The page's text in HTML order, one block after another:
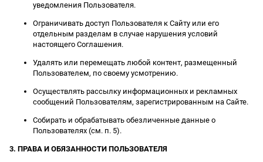
уведомления Пользователя.
Ограничивать доступ Пользователя к Сайту или его
отдельным разделам в случае нарушения условий
настоящего Соглашения.
Удалять или перемещать любой контент, размещенный
Пользователем, по своему усмотрению.
Осуществлять рассылку информационных и рекламных
сообщений Пользователям, зарегистрированным на Сайте.
Собирать и обрабатывать обезличенные данные о
Пользователях (см. п. 5).
3. ПРАВА И ОБЯЗАННОСТИ ПОЛЬЗОВАТЕЛЯ